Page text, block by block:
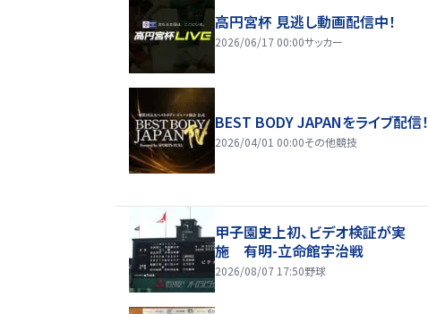
高円宮杯 見逃し動画配信中！
2026/06/17 00:00サッカー
BEST BODY JAPANをライブ配信！
2026/04/01 00:00その他競技
甲子園史上初、ビデオ検証が実
施 有明-立命館宇治戦
2026/08/07 17:50野球